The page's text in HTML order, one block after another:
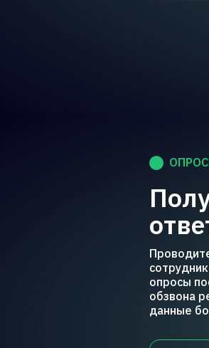
опросы
обзвона
данные